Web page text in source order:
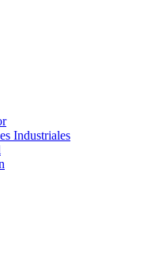
Industriales